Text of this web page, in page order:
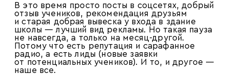
В это время просто посты в соцсетях, добрый
отзыв учеников, рекомендация друзьям
и старая добрая вывеска у входа в здание
школы — лучший вид рекламы. Но такая пауза
не навсегда, а только на месяц-другой.
Потому что есть репутация и сарафанное
радио, а есть лиды (новые заявки
от потенциальных учеников). И то, и другое —
наше все.